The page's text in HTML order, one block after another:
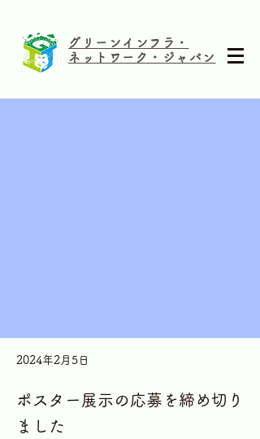
グリーンインフラ・
ネットワーク・ジャパン
2024年2月5日
ポスター展示の応募を締め切り
ました